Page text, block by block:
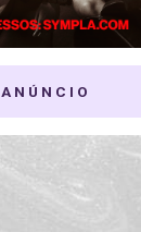
ANÚNCIO